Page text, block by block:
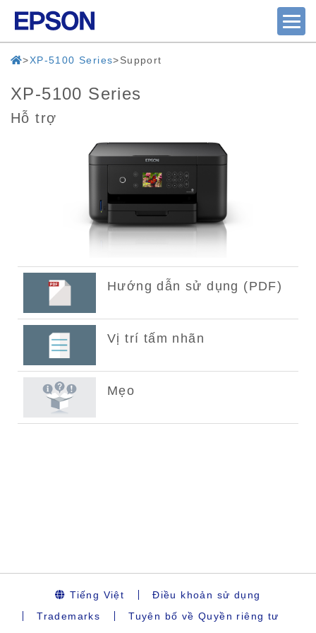
XP-5100 Series Support
XP-5100 Series
Hỗ trợ
Tiếng Việt
Điều khoản sử dụng
Trademarks
Tuyên bố về Quyền riêng tư